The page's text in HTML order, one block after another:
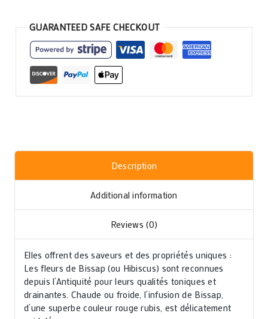
GUARANTEED SAFE CHECKOUT
Description
Additional information
Reviews (0)
Elles offrent des saveurs et des propriétés uniques :
Les fleurs de Bissap (ou Hibiscus) sont reconnues
depuis l’Antiquité pour leurs qualités toniques et
drainantes. Chaude ou froide, l’infusion de Bissap,
d’une superbe couleur rouge rubis, est délicatement